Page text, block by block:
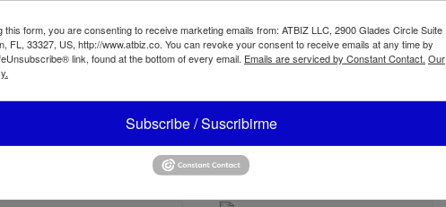
this form, you are consenting to receive marketing emails from: ATBIZ LLC, 2900 Glades Circle Suite
FL, 33327, US, http://www.atbiz.co. You can revoke your consent to receive emails at any time by
link, found at the bottom of every email. Emails are serviced by Constant Contact. Our
Subscribe / Suscribirme